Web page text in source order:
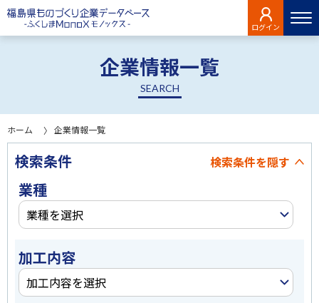
ログイン
企業情報一覧
SEARCH
ホーム 企業情報一覧
検索条件 検索条件を隠す
業種
業種を選択
加工内容
加工内容を選択